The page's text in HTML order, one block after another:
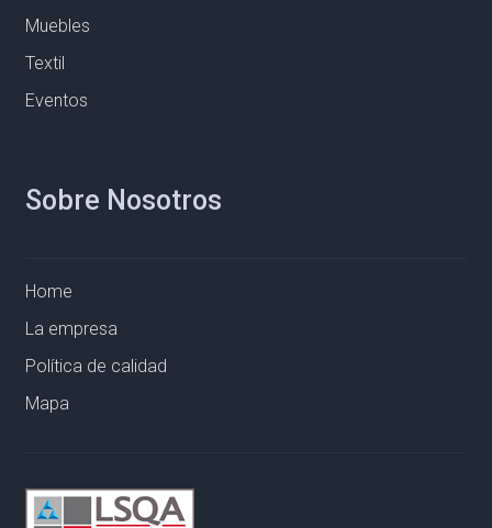
Muebles
Textil
Eventos
Sobre Nosotros
Home
La empresa
Política de calidad
Mapa